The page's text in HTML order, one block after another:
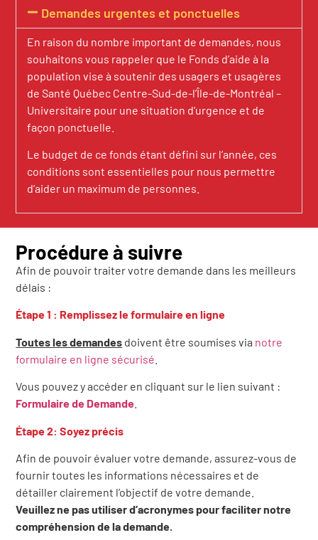
Demandes urgentes et ponctuelles
En raison du nombre important de demandes, nous
souhaitons vous rappeler que le Fonds d’aide à la
population vise à soutenir des usagers et usagères
de Santé Québec Centre-Sud-de-l’Île-de-Montréal –
Universitaire pour une situation d’urgence et de
façon ponctuelle.
Le budget de ce fonds étant défini sur l’année, ces
conditions sont essentielles pour nous permettre
d’aider un maximum de personnes.
Procédure à suivre
Afin de pouvoir traiter votre demande dans les meilleurs
délais :
Étape 1 : Remplissez le formulaire en ligne
Toutes les demandes doivent être soumises via notre
formulaire en ligne sécurisé
Vous pouvez y accéder en cliquant sur le lien suivant :
Formulaire de Demande
Étape 2: Soyez précis
Afin de pouvoir évaluer votre demande, assurez-vous de
fournir toutes les informations nécessaires et de
détailler clairement l’objectif de votre demande.
Veuillez ne pas utiliser d’acronymes pour faciliter notre
compréhension de la demande.